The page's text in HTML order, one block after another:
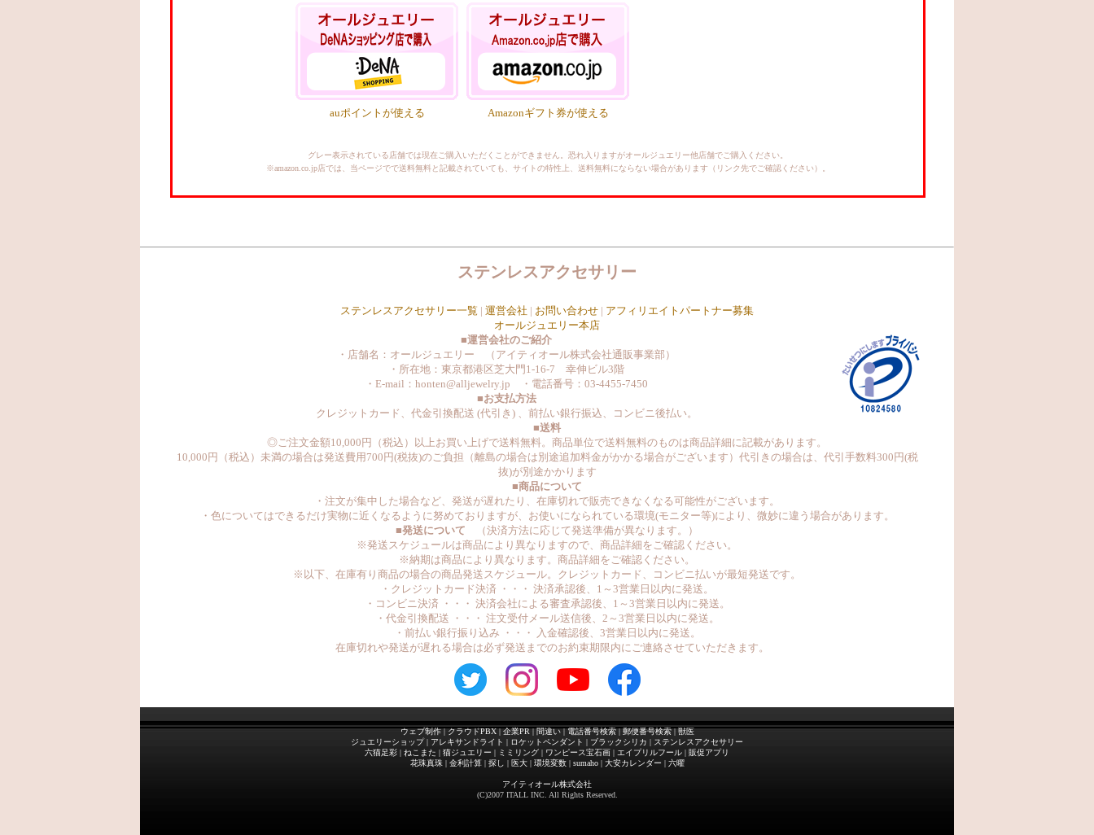
auポイントが使える Amazonギフト券が使える
グレー表示されている店舗では現在ご購入いただくことができません。恐れ入りますがオールジュエリー他店舗でご購入ください。
※amazon.co.jp店では、当ページでで送料無料と記載されていても、サイトの特性上、送料無料にならない場合があります（リンク先でご確認ください）。
ステンレスアクセサリー
ステンレスアクセサリー一覧 | 運営会社 | お問い合わせ | アフィリエイトパートナー募集
オールジュエリー本店
■運営会社のご紹介
・店舗名：オールジュエリー （アイティオール株式会社通販事業部）
・所在地：東京都港区芝大門1-16-7 幸伸ビル3階
・E-mail：honten@alljewelry.jp ・電話番号：03-4455-7450
■お支払方法
クレジットカード、代金引換配送 (代引き) 、前払い銀行振込、コンビニ後払い。
■送料
◎ご注文金額10,000円（税込）以上お買い上げで送料無料。商品単位で送料無料のものは商品詳細に記載があります。
10,000円（税込）未満の場合は発送費用700円(税抜)のご負担（離島の場合は別途追加料金がかかる場合がございます）代引きの場合は、代引手数料300円(税
抜)が別途かかります
■商品について
・注文が集中した場合など、発送が遅れたり、在庫切れで販売できなくなる可能性がございます。
・色についてはできるだけ実物に近くなるように努めておりますが、お使いになられている環境(モニター等)により、微妙に違う場合があります。
■発送について （決済方法に応じて発送準備が異なります。）
※発送スケジュールは商品により異なりますので、商品詳細をご確認ください。
※納期は商品により異なります。商品詳細をご確認ください。
※以下、在庫有り商品の場合の商品発送スケジュール。クレジットカード、コンビニ払いが最短発送です。
・クレジットカード決済 ・・・ 決済承認後、1～3営業日以内に発送。
・コンビニ決済 ・・・ 決済会社による審査承認後、1～3営業日以内に発送。
・代金引換配送 ・・・ 注文受付メール送信後、2～3営業日以内に発送。
・前払い銀行振り込み ・・・ 入金確認後、3営業日以内に発送。
在庫切れや発送が遅れる場合は必ず発送までのお約束期限内にご連絡させていただきます。
ウェブ制作|クラウドPBX|企業PR|間違い|電話番号検索|郵便番号検索|獣医
ジュエリーショップ| アレキサンドライト | ロケットペンダント | ブラックシリカ | ステンレスアクセサリー
六猫足彩 | ねこまた | 猫ジュエリー | ミミリング | ワンピース宝石画 | エイプリルフール | 販促アプリ
花珠真珠| 金利計算| 探し | 医大| 環境変数| sumaho| 大安カレンダー | 六曜
アイティオール株式会社
(C)2007 ITALL INC. All Rights Reserved.